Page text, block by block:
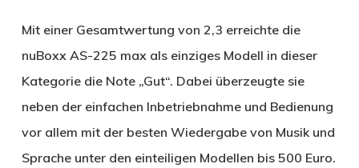
Mit einer Gesamtwertung von 2,3 erreichte die
nuBoxx AS-225 max als einziges Modell in dieser
Kategorie die Note „Gut“. Dabei überzeugte sie
neben der einfachen Inbetriebnahme und Bedienung
vor allem mit der besten Wiedergabe von Musik und
Sprache unter den einteiligen Modellen bis 500 Euro.